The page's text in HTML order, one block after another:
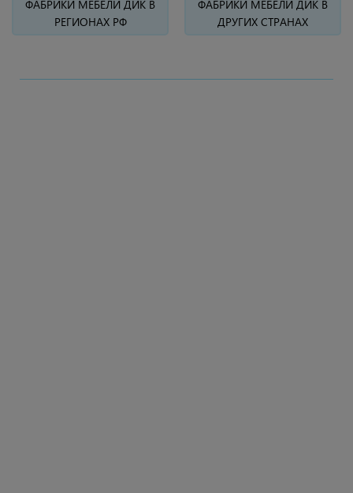
ФАБРИКИ МЕБЕЛИ ДИК В
РЕГИОНАХ РФ
ФАБРИКИ МЕБЕЛИ ДИК В
ДРУГИХ СТРАНАХ